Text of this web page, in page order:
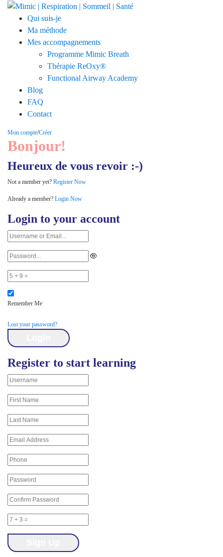
Qui suis-je
Ma méthode
Mes accompagnements
Programme Mimic Breath
Thérapie ReOxy®
Functional Airway Academy
Blog
FAQ
Contact
Mon compte/Créer
Bonjour!
Heureux de vous revoir :-)
Not a member yet? Register Now
Already a member? Login Now
Login to your account
Remember Me
Lost your password?
Register to start learning